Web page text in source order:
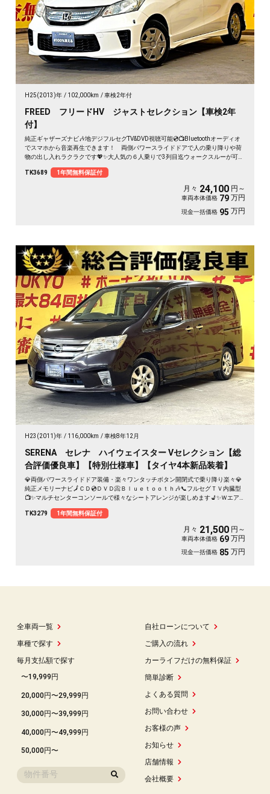
H25(2013)年 102,000km 車検2年付
FREED フリードHV ジャストセレクション【車検2年
付】
純正ギャザーズナビ🎶地デジフルセグTV&DVD視聴可能💿📺Bluetoothオーディオ
でスマホから音楽再生できます！ 両側パワースライドドアで人の乗り降りや荷
物の出し入れラクラクです💖✨大人気の６人乗りで3列目迄ウォークスルーが可能
です😊 夜間でも明るいHIDヘッドライト👀
TK3689 1年間無料保証付
月々 24,100 円～
車両本体価格 79 万円
現金一括価格 95 万円
H23(2011)年 116,000km 車検8年12月
SERENA セレナ ハイウェイスター Vセレクション【総
合評価優良車】【特別仕様車】【タイヤ4本新品装着】
💎両側パワースライドドア装備・楽々ワンタッチボタン開閉式で乗り降り楽々💎
純正メモリーナビ🗾ＣＤ💿ＤＶＤ📀Ｂｌｕｅｔｏｏｔｈ🎶📞フルセグＴＶ内臓型
📺✨マルチセンターコンソールで様々なシートアレンジが楽しめます💺✨Ｗエア
クルーズコントロール付き🚗✨後方視界も良好なバックカメラ📷リアサイドシェ
TK3279 1年間無料保証付
月々 21,500 円～
車両本体価格 69 万円
現金一括価格 85 万円
全車両一覧
車種で探す
毎月支払額で探す
〜19,999円
20,000円〜29,999円
30,000円〜39,999円
40,000円〜49,999円
50,000円〜
自社ローンについて
ご購入の流れ
カーライフだけの無料保証
簡単診断
よくある質問
お問い合わせ
お客様の声
お知らせ
店舗情報
会社概要